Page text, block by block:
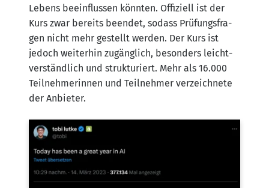
Lebens beein­flus­sen könn­ten. Offi­zi­ell ist der
Kurs zwar bereits been­det, sodass Prü­fungs­fra­
gen nicht mehr gestellt wer­den. Der Kurs ist
jedoch wei­ter­hin zugäng­lich, beson­ders leicht­
ver­ständ­lich und struk­tu­riert. Mehr als 16.000
Teil­neh­me­rin­nen und Teil­neh­mer ver­zeich­ne­te
der Anbieter.